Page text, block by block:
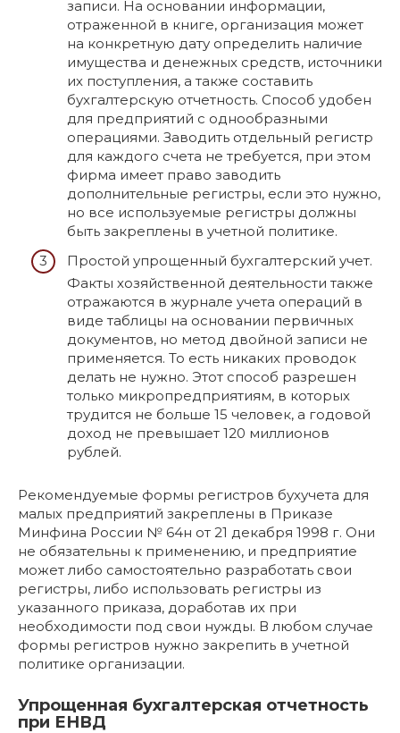
записи. На основании информации,
отраженной в книге, организация может
на конкретную дату определить наличие
имущества и денежных средств, источники
их поступления, а также составить
бухгалтерскую отчетность. Способ удобен
для предприятий с однообразными
операциями. Заводить отдельный регистр
для каждого счета не требуется, при этом
фирма имеет право заводить
дополнительные регистры, если это нужно,
но все используемые регистры должны
быть закреплены в учетной политике.
Простой упрощенный бухгалтерский учет.
Факты хозяйственной деятельности также
отражаются в журнале учета операций в
виде таблицы на основании первичных
документов, но метод двойной записи не
применяется. То есть никаких проводок
делать не нужно. Этот способ разрешен
только микропредприятиям, в которых
трудится не больше 15 человек, а годовой
доход не превышает 120 миллионов
рублей.
Рекомендуемые формы регистров бухучета для
малых предприятий закреплены в Приказе
Минфина России № 64н от 21 декабря 1998 г. Они
не обязательны к применению, и предприятие
может либо самостоятельно разработать свои
регистры, либо использовать регистры из
указанного приказа, доработав их при
необходимости под свои нужды. В любом случае
формы регистров нужно закрепить в учетной
политике организации.
Упрощенная бухгалтерская отчетность
при ЕНВД